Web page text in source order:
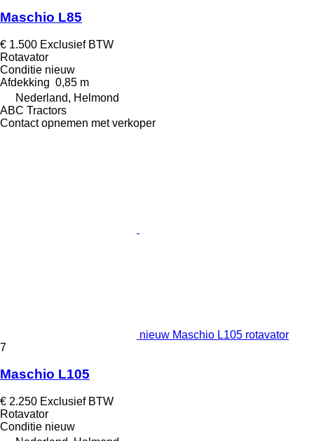
Maschio L85
€ 1.500 Exclusief BTW
Rotavator
Conditie nieuw
Afdekking 0,85 m
Nederland, Helmond
ABC Tractors
Contact opnemen met verkoper
nieuw Maschio L105 rotavator
7
Maschio L105
€ 2.250 Exclusief BTW
Rotavator
Conditie nieuw